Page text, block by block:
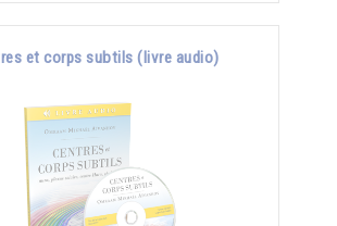
et corps subtils (livre audio)